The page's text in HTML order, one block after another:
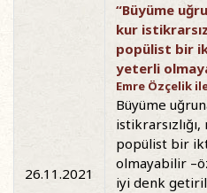
26.11.2021
“Büyüme
kur
popülist bir
yeterli
Emre Özçelik
Büyüme
popülist bir
olmayabilir
iyi denk